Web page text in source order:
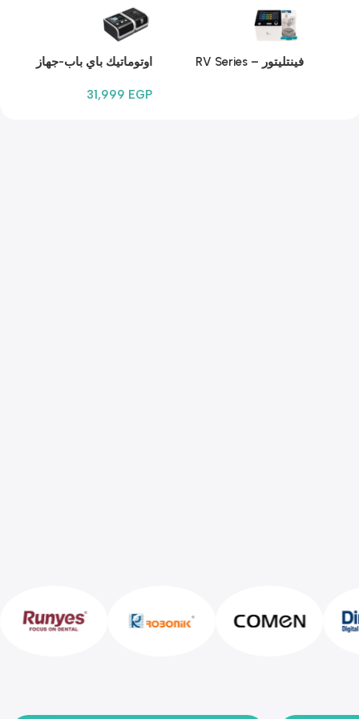
فينتليتور – RV Series
اوتوماتيك باي باب-جهاز
Resmart GII Y30T With
31,999 EGP